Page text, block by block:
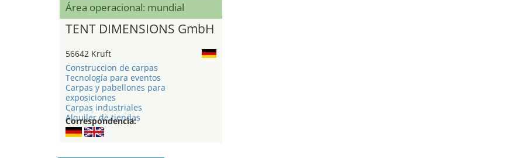
Área operacional: mundial
TENT DIMENSIONS GmbH
56642 Kruft
Construccion de carpas
Tecnología para eventos
Carpas y pabellones para
exposiciones
Carpas industriales
Alquiler de tiendas
Correspondencia: